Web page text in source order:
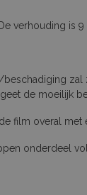
verhouding is 9
de moeilijk
film overal
onderdeel